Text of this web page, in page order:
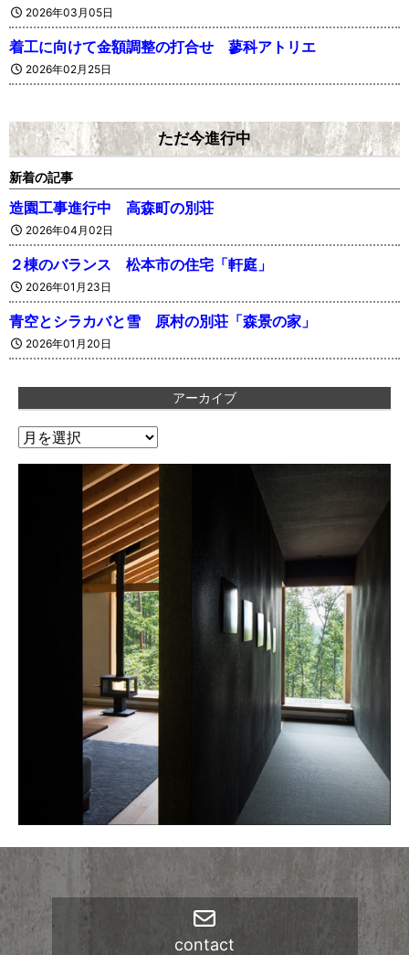
2026年03月05日
着工に向けて金額調整の打合せ 蓼科アトリエ
2026年02月25日
ただ今進行中
新着の記事
造園工事進行中 高森町の別荘
2026年04月02日
２棟のバランス 松本市の住宅「軒庭」
2026年01月23日
青空とシラカバと雪 原村の別荘「森景の家」
2026年01月20日
アーカイブ
ア
contact